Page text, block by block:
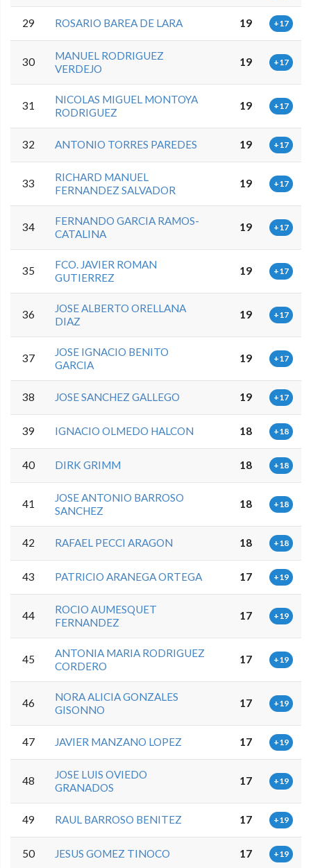
29 ROSARIO BAREA DE LARA 19 +17
30
MANUEL RODRIGUEZ
VERDEJO
19 +17
31
NICOLAS MIGUEL MONTOYA
RODRIGUEZ
19 +17
32 ANTONIO TORRES PAREDES 19 +17
33
RICHARD MANUEL
FERNANDEZ SALVADOR
19 +17
34
FERNANDO GARCIA RAMOS-
CATALINA
19 +17
35
FCO. JAVIER ROMAN
GUTIERREZ
19 +17
36
JOSE ALBERTO ORELLANA
DIAZ
19 +17
37
JOSE IGNACIO BENITO
GARCIA
19 +17
38 JOSE SANCHEZ GALLEGO 19 +17
39 IGNACIO OLMEDO HALCON 18 +18
40 DIRK GRIMM 18 +18
41
JOSE ANTONIO BARROSO
SANCHEZ
18 +18
42 RAFAEL PECCI ARAGON 18 +18
43 PATRICIO ARANEGA ORTEGA 17 +19
44
ROCIO AUMESQUET
FERNANDEZ
17 +19
45
ANTONIA MARIA RODRIGUEZ
CORDERO
17 +19
46
NORA ALICIA GONZALES
GISONNO
17 +19
47 JAVIER MANZANO LOPEZ 17 +19
48
JOSE LUIS OVIEDO
GRANADOS
17 +19
49 RAUL BARROSO BENITEZ 17 +19
50 JESUS GOMEZ TINOCO 17 +19